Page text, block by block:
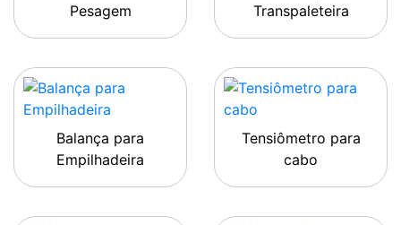
Pesagem
Transpaleteira
Balança para
Empilhadeira
Tensiômetro para
cabo